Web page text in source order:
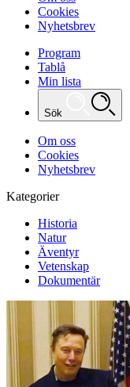
Cookies
Nyhetsbrev
Program
Tablå
Min lista
Sök
Om oss
Cookies
Nyhetsbrev
Kategorier
Historia
Natur
Äventyr
Vetenskap
Dokumentär